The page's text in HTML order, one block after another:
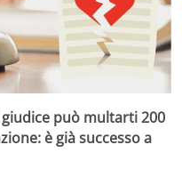
può multarti 200
è già successo a